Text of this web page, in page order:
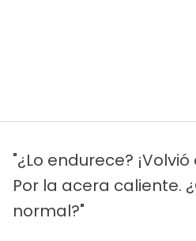
"¿Lo endurece?
Por la acera caliente.
normal?"